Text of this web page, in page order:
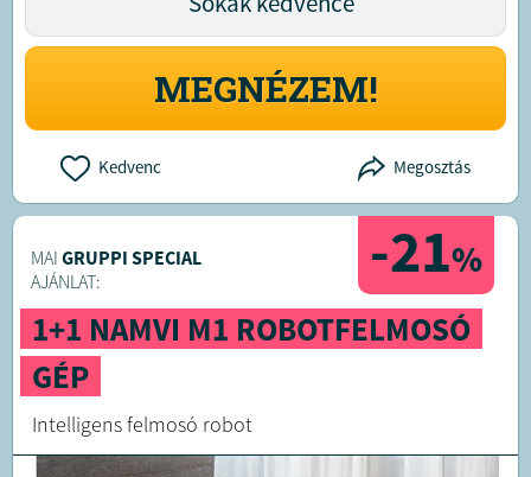
MEGNÉZEM!
Kedvenc Megosztás
-21%
MAI GRUPPI SPECIAL
AJÁNLAT:
1+1 NAMVI M1 ROBOTFELMOSÓ
GÉP
Intelligens felmosó robot